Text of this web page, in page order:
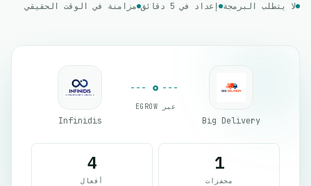
لا يتطلب البرمجة إعداد في 5 دقائق مزامنة في الوقت الحقيقي
Big Delivery
عبر EGROW
Infinidis
1
محفزات
4
أفعال